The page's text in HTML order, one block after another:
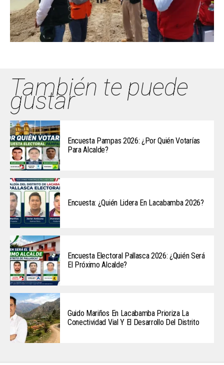
También te puede
gustar
Encuesta Pampas 2026: ¿Por Quién Votarías
Para Alcalde?
Encuesta: ¿Quién Lidera En Lacabamba 2026?
Encuesta Electoral Pallasca 2026: ¿Quién Será
El Próximo Alcalde?
Guido Mariños En Lacabamba Prioriza La
Conectividad Vial Y El Desarrollo Del Distrito